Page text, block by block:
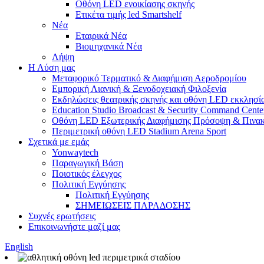
Οθόνη LED ενοικίασης σκηνής
Ετικέτα τιμής led Smartshelf
Νέα
Εταιρικά Νέα
Βιομηχανικά Νέα
Λήψη
Η Λύση μας
Μεταφορικό Τερματικό & Διαφήμιση Αεροδρομίου
Εμπορική Λιανική & Ξενοδοχειακή Φιλοξενία
Εκδηλώσεις θεατρικής σκηνής και οθόνη LED
Education Studio Broadcast & Security Command
Οθόνη LED Εξωτερικής Διαφήμισης Πρόσοψη &
Περιμετρική οθόνη LED Stadium Arena Sport
Σχετικά με εμάς
Yonwaytech
Παραγωγική Βάση
Ποιοτικός έλεγχος
Πολιτική Εγγύησης
Πολιτική Εγγύησης
ΣΗΜΕΙΩΣΕΙΣ ΠΑΡΑΔΟΣΗΣ
Συχνές ερωτήσεις
Επικοινωνήστε μαζί μας
English